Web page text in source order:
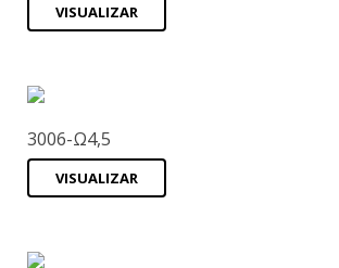
VISUALIZAR
3006-Ω4,5
VISUALIZAR